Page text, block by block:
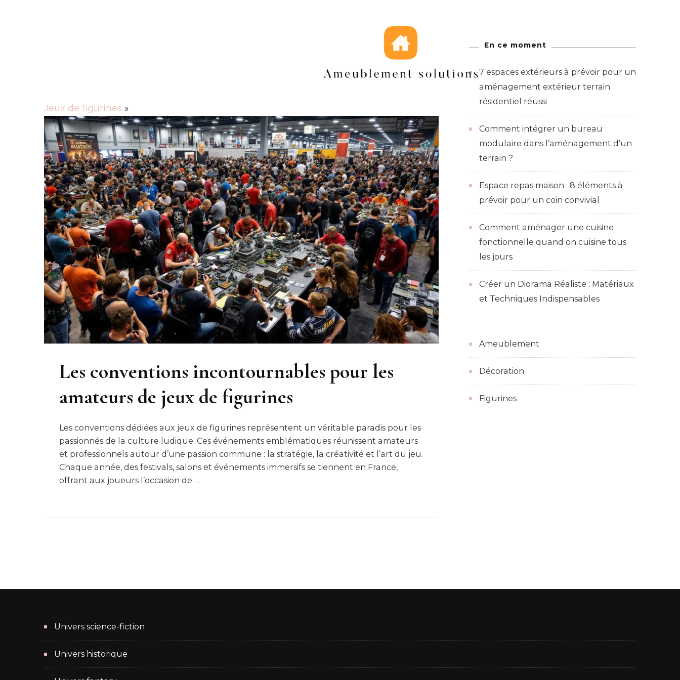
Jeux de figurines »
Les conventions incontournables pour les
amateurs de jeux de figurines
Les conventions dédiées aux jeux de figurines représentent un véritable paradis pour les
passionnés de la culture ludique. Ces événements emblématiques réunissent amateurs
et professionnels autour d’une passion commune : la stratégie, la créativité et l’art du jeu.
Chaque année, des festivals, salons et événements immersifs se tiennent en France,
offrant aux joueurs l’occasion de …
En ce moment
7 espaces extérieurs à prévoir pour un
aménagement extérieur terrain
résidentiel réussi
Comment intégrer un bureau
modulaire dans l’aménagement d’un
terrain ?
Espace repas maison : 8 éléments à
prévoir pour un coin convivial
Comment aménager une cuisine
fonctionnelle quand on cuisine tous
les jours
Créer un Diorama Réaliste : Matériaux
et Techniques Indispensables
Ameublement
Décoration
Figurines
Univers science-fiction
Univers historique